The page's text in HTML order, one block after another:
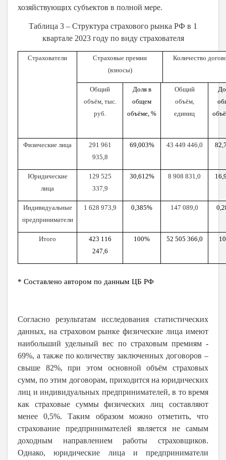
хозяйствующих субъектов в полной мере.
Таблица 3 – Структура страхового рынка РФ в 1
квартале 2023 году по виду страхователя
Страхователи
Страховые премии
(взносы)
Количество
Общий
объём, тыс.
руб.
Доля в
общем
объёме, %
Общий
объём,
единиц
Физические лица
291 961
935,8
69,003% 43 449 446,0
Юридические
лица
129 525
337,9
30,612% 8 908 831,0
Индивидуальные
предприниматели
1 628 973,9 0,385% 147 089,0
Итого
423 116
247,6
100% 52 505 366,0
* Составлено автором по данным ЦБ РФ
Согласно результатам исследования статистических
данных, на страховом рынке физические лица имеют
наибольший удельный вес по страховым премиям -
69%, а также по количеству заключенных договоров –
свыше 82%, при этом основной объём страховых
сумм, по этим договорам, приходится на юридических
лиц и индивидуальных предпринимателей, в то время
как страховые суммы физических лиц составляют
менее 0,5%. Таким образом можно отметить, что
страхование предпринимателей является не самым
доходным направлением работы страховщиков.
Однако, юридические лица и предприниматели